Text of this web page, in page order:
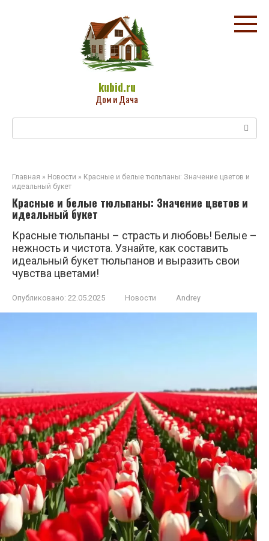
kubid.ru
Дом и Дача
Главная » Новости » Красные и белые тюльпаны: Значение цветов и
идеальный букет
Красные и белые тюльпаны: Значение цветов и
идеальный букет
Красные тюльпаны – страсть и любовь! Белые –
нежность и чистота. Узнайте, как составить
идеальный букет тюльпанов и выразить свои
чувства цветами!
Опубликовано: 22.05.2025 Новости Andrey